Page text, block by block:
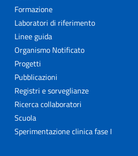
Formazione
Laboratori di riferimento
Linee guida
Organismo Notificato
Progetti
Pubblicazioni
Registri e sorveglianze
Ricerca collaboratori
Scuola
Sperimentazione clinica fase I